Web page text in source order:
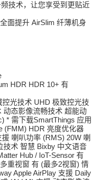
技术，让您享受到更贴近
面提升 AirSlim 纤薄机身
HDR HDR 10+ 有
光技术 UHD 极致控光技
动态影像流畅技术 超能动
* 需下载SmartThings 应用
(FMM) HDR 亮度优化器
喇叭功率 (RMS) 20W 喇
技术 智慧 Bixby 中文语音
Hub / IoT-Sensor 有
重视窗 有 (最多2视窗) 情
Apple AirPlay 支援 Daily